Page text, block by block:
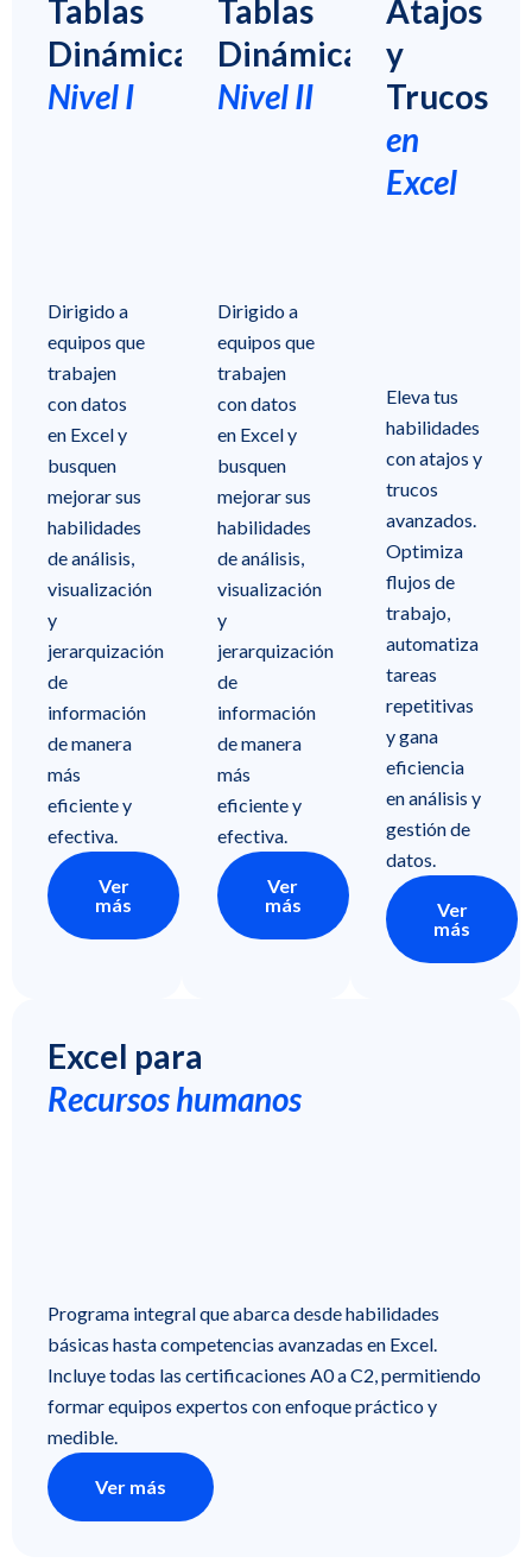
Tablas
Dinámicas
Nivel I
Dirigido a
equipos que
trabajen
con datos
en Excel y
busquen
mejorar sus
habilidades
de análisis,
visualización
y
jerarquización
de
información
de manera
más
eficiente y
efectiva.
Ver
más
Tablas
Dinámicas
Nivel II
Dirigido a
equipos que
trabajen
con datos
en Excel y
busquen
mejorar sus
habilidades
de análisis,
visualización
y
jerarquización
de
información
de manera
más
eficiente y
efectiva.
Ver
más
Atajos
y
Trucos
en
Excel
Eleva tus
habilidades
con atajos y
trucos
avanzados.
Optimiza
flujos de
trabajo,
automatiza
tareas
repetitivas
y gana
eficiencia
en análisis y
gestión de
datos.
Ver
más
Excel para
Recursos humanos
Programa integral que abarca desde habilidades
básicas hasta competencias avanzadas en Excel.
Incluye todas las certificaciones A0 a C2, permitiendo
formar equipos expertos con enfoque práctico y
medible.
Ver más